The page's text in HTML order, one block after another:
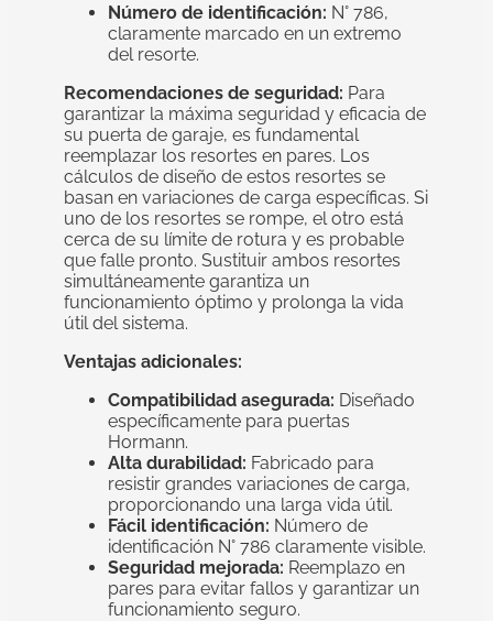
Número de identificación: N° 786,
claramente marcado en un extremo
del resorte.
Recomendaciones de seguridad: Para
garantizar la máxima seguridad y eficacia de
su puerta de garaje, es fundamental
reemplazar los resortes en pares. Los
cálculos de diseño de estos resortes se
basan en variaciones de carga específicas. Si
uno de los resortes se rompe, el otro está
cerca de su límite de rotura y es probable
que falle pronto. Sustituir ambos resortes
simultáneamente garantiza un
funcionamiento óptimo y prolonga la vida
útil del sistema.
Ventajas adicionales:
Compatibilidad asegurada: Diseñado
específicamente para puertas
Hormann.
Alta durabilidad: Fabricado para
resistir grandes variaciones de carga,
proporcionando una larga vida útil.
Fácil identificación: Número de
identificación N° 786 claramente visible.
Seguridad mejorada: Reemplazo en
pares para evitar fallos y garantizar un
funcionamiento seguro.